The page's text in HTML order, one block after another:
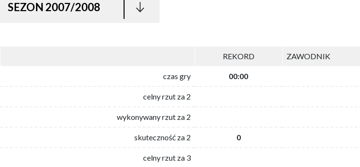
SEZON 2007/2008
REKORD ZAWODNIK
czas gry 00:00
celny rzut za 2
wykonywany rzut za 2
skuteczność za 2 0
celny rzut za 3